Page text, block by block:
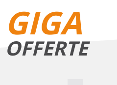
GIGA
OFFERTE